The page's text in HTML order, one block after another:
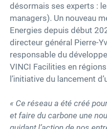
désormais ses experts :
managers). Un nouveau
Energies depuis début
directeur général Pierre-
responsable du
VINCI Facilities en
l’initiative du lancement
« Ce réseau a été créé
et faire du carbone une